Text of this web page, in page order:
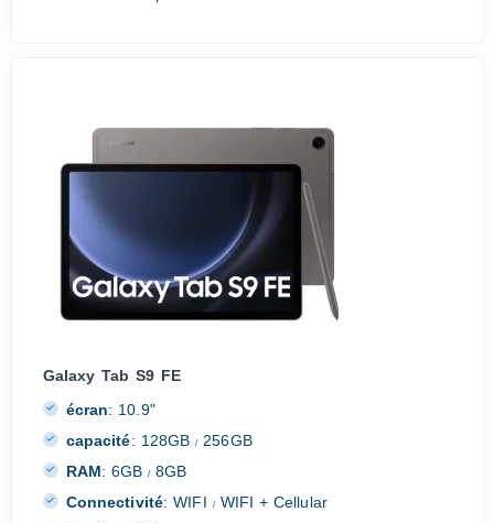
Galaxy Tab S9 FE
écran: 10.9"
capacité: 128GB/ 256GB
RAM: 6GB/ 8GB
Connectivité: WIFI /WIFI + Cellular